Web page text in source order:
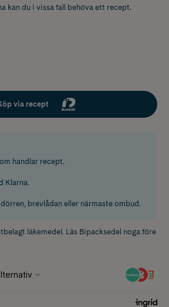
kan du i vissa fall behöva ett recept.
via recept
handlar recept.
Klarna.
brevlådan eller närmaste ombud.
läkemedel. Läs Bipacksedel noga före